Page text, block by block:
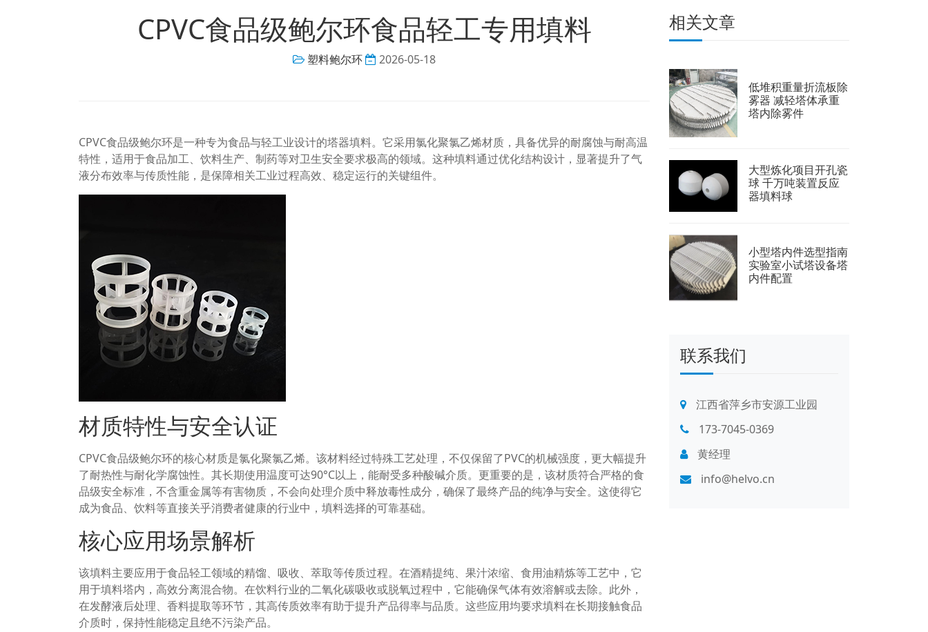
CPVC食品级鲍尔环食品轻工专用填料
塑料鲍尔环 2026-05-18
CPVC食品级鲍尔环是一种专为食品与轻工业设计的塔器填料。它采用氯化聚氯乙烯材质，具备优异的耐腐蚀与耐高温
特性，适用于食品加工、饮料生产、制药等对卫生安全要求极高的领域。这种填料通过优化结构设计，显著提升了气
液分布效率与传质性能，是保障相关工业过程高效、稳定运行的关键组件。
材质特性与安全认证
CPVC食品级鲍尔环的核心材质是氯化聚氯乙烯。该材料经过特殊工艺处理，不仅保留了PVC的机械强度，更大幅提升
了耐热性与耐化学腐蚀性。其长期使用温度可达90°C以上，能耐受多种酸碱介质。更重要的是，该材质符合严格的食
品级安全标准，不含重金属等有害物质，不会向处理介质中释放毒性成分，确保了最终产品的纯净与安全。这使得它
成为食品、饮料等直接关乎消费者健康的行业中，填料选择的可靠基础。
核心应用场景解析
该填料主要应用于食品轻工领域的精馏、吸收、萃取等传质过程。在酒精提纯、果汁浓缩、食用油精炼等工艺中，它
用于填料塔内，高效分离混合物。在饮料行业的二氧化碳吸收或脱氧过程中，它能确保气体有效溶解或去除。此外，
在发酵液后处理、香料提取等环节，其高传质效率有助于提升产品得率与品质。这些应用均要求填料在长期接触食品
介质时，保持性能稳定且绝不污染产品。
相关文章
低堆积重量折流板除
雾器 减轻塔体承重
塔内除雾件
大型炼化项目开孔瓷
球 千万吨装置反应
器填料球
小型塔内件选型指南
实验室小试塔设备塔
内件配置
联系我们
江西省萍乡市安源工业园
173-7045-0369
黄经理
info@helvo.cn